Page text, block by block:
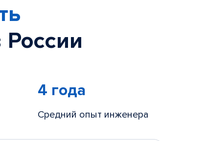
4 года
Средний опыт инженера